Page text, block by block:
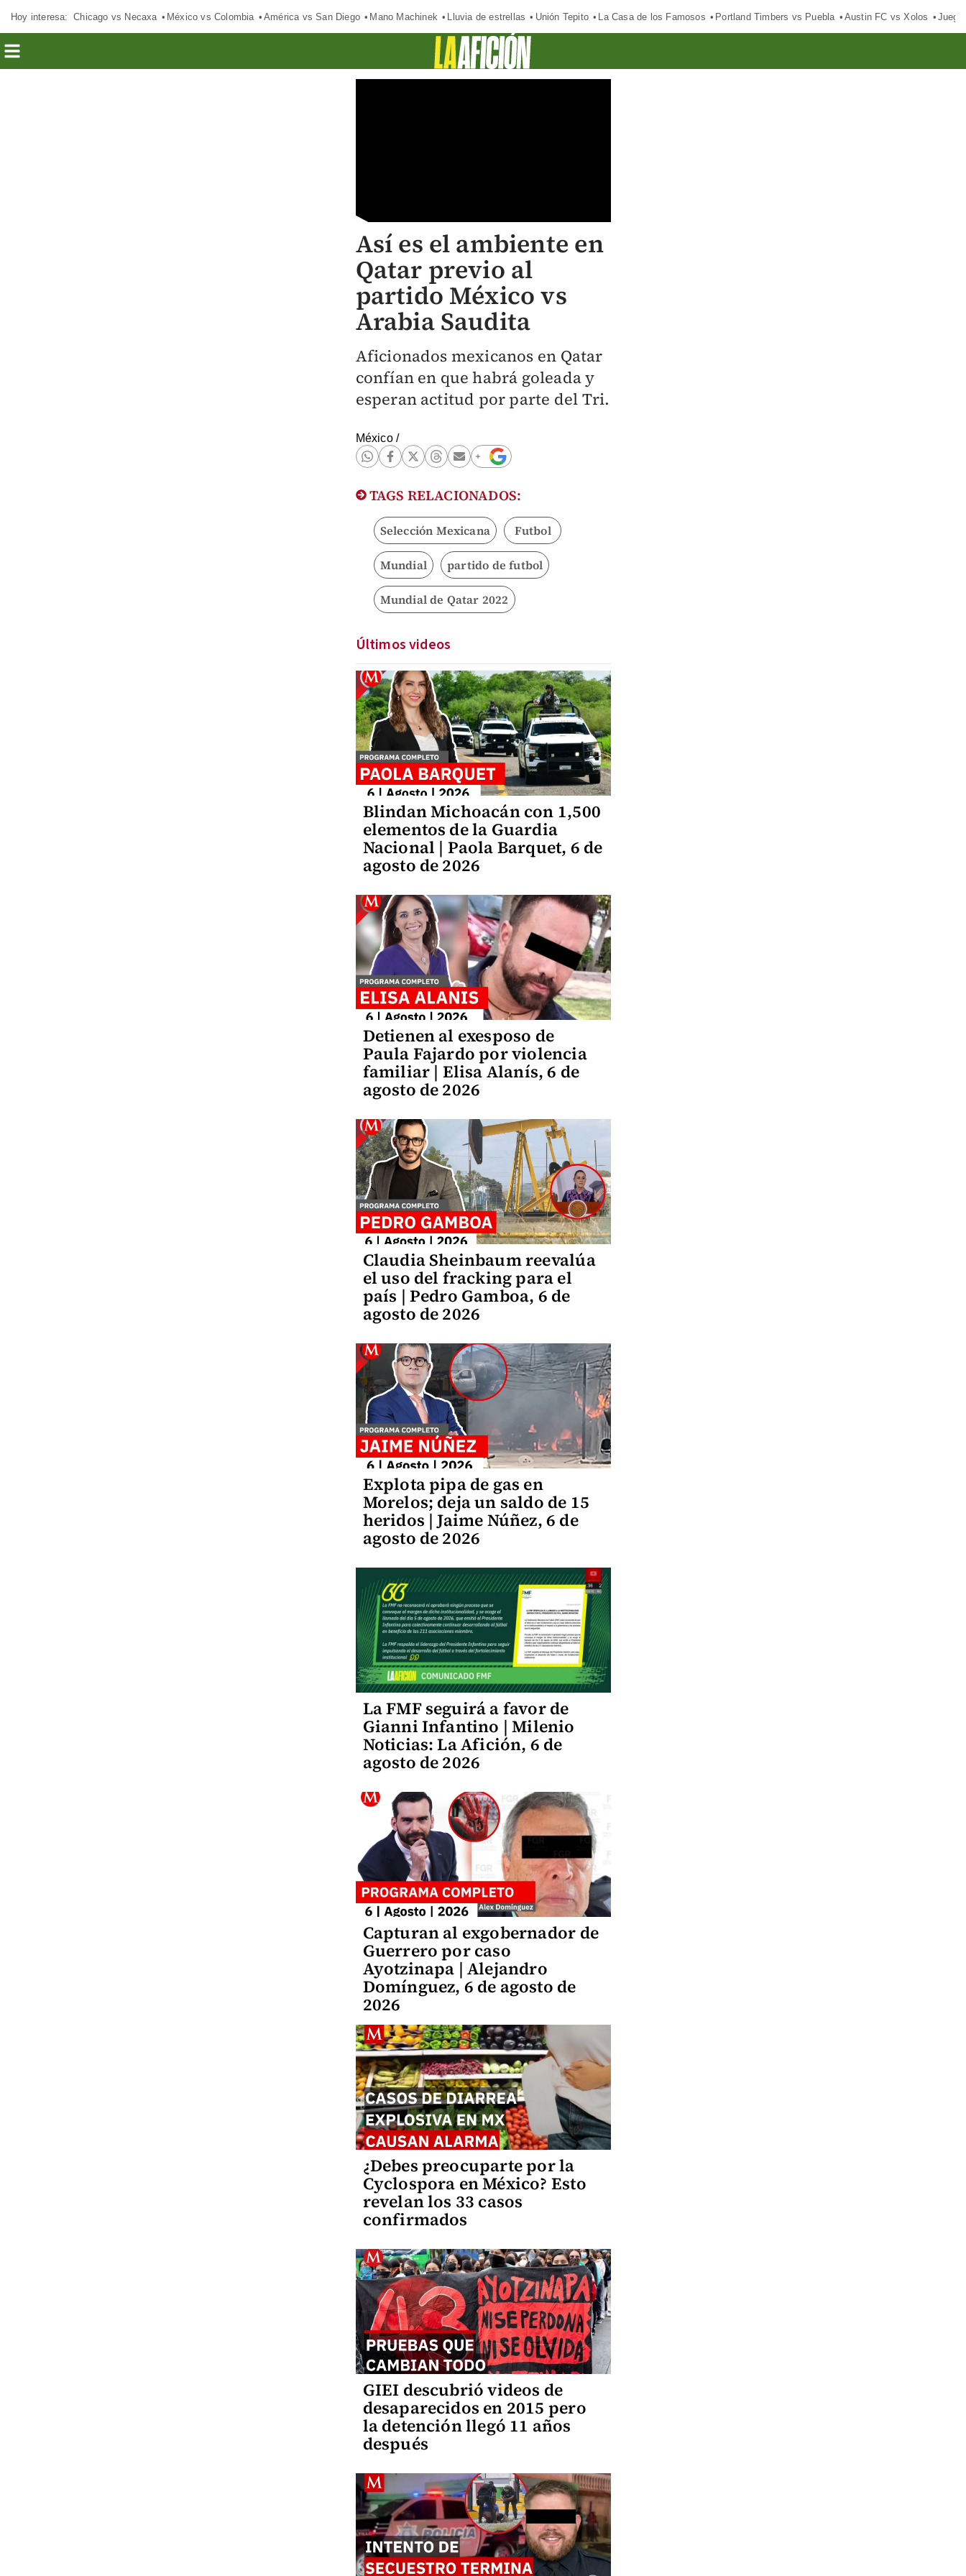
Hoy interesa: Chicago vs Necaxa México vs Colombia América vs San Diego Mano Machinek Lluvia de estrellas Unión Tepito La Casa de los Famosos Portland Timbers vs Puebla Austin FC vs Xolos
Así es el ambiente en
Qatar previo al
partido México vs
Arabia Saudita
Aficionados mexicanos en Qatar
confían en que habrá goleada y
esperan actitud por parte del Tri.
México/
TAGS RELACIONADOS:
Selección Mexicana Futbol
Mundial partido de futbol
Mundial de Qatar 2022
Últimos videos
Blindan Michoacán con 1,500
elementos de la Guardia
Nacional | Paola Barquet, 6 de
agosto de 2026
Detienen al exesposo de
Paula Fajardo por violencia
familiar | Elisa Alanís, 6 de
agosto de 2026
Claudia Sheinbaum reevalúa
el uso del fracking para el
país | Pedro Gamboa, 6 de
agosto de 2026
Explota pipa de gas en
Morelos; deja un saldo de 15
heridos | Jaime Núñez, 6 de
agosto de 2026
La FMF seguirá a favor de
Gianni Infantino | Milenio
Noticias: La Afición, 6 de
agosto de 2026
Capturan al exgobernador de
Guerrero por caso
Ayotzinapa | Alejandro
Domínguez, 6 de agosto de
2026
¿Debes preocuparte por la
Cyclospora en México? Esto
revelan los 33 casos
confirmados
GIEI descubrió videos de
desaparecidos en 2015 pero
la detención llegó 11 años
después